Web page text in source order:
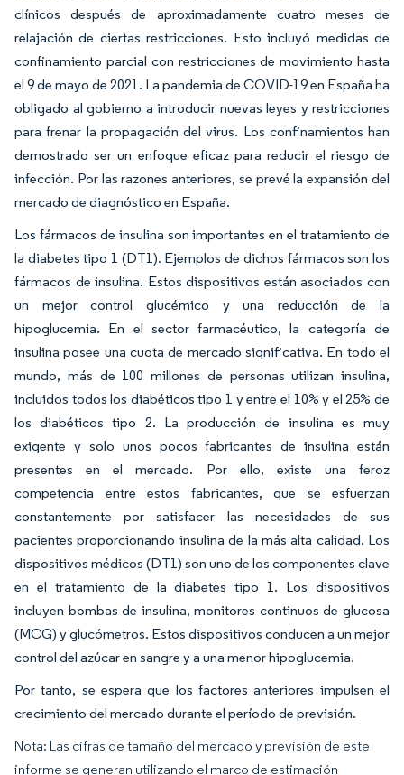
clínicos después de aproximadamente cuatro meses de
relajación de ciertas restricciones. Esto incluyó medidas de
confinamiento parcial con restricciones de movimiento hasta
el 9 de mayo de 2021. La pandemia de COVID-19 en España ha
obligado al gobierno a introducir nuevas leyes y restricciones
para frenar la propagación del virus. Los confinamientos han
demostrado ser un enfoque eficaz para reducir el riesgo de
infección. Por las razones anteriores, se prevé la expansión del
mercado de diagnóstico en España.
Los fármacos de insulina son importantes en el tratamiento de
la diabetes tipo 1 (DT1). Ejemplos de dichos fármacos son los
fármacos de insulina. Estos dispositivos están asociados con
un mejor control glucémico y una reducción de la
hipoglucemia. En el sector farmacéutico, la categoría de
insulina posee una cuota de mercado significativa. En todo el
mundo, más de 100 millones de personas utilizan insulina,
incluidos todos los diabéticos tipo 1 y entre el 10% y el 25% de
los diabéticos tipo 2. La producción de insulina es muy
exigente y solo unos pocos fabricantes de insulina están
presentes en el mercado. Por ello, existe una feroz
competencia entre estos fabricantes, que se esfuerzan
constantemente por satisfacer las necesidades de sus
pacientes proporcionando insulina de la más alta calidad. Los
dispositivos médicos (DT1) son uno de los componentes clave
en el tratamiento de la diabetes tipo 1. Los dispositivos
incluyen bombas de insulina, monitores continuos de glucosa
(MCG) y glucómetros. Estos dispositivos conducen a un mejor
control del azúcar en sangre y a una menor hipoglucemia.
Por tanto, se espera que los factores anteriores impulsen el
crecimiento del mercado durante el período de previsión.
Nota: Las cifras de tamaño del mercado y previsión de este
informe se generan utilizando el marco de estimación